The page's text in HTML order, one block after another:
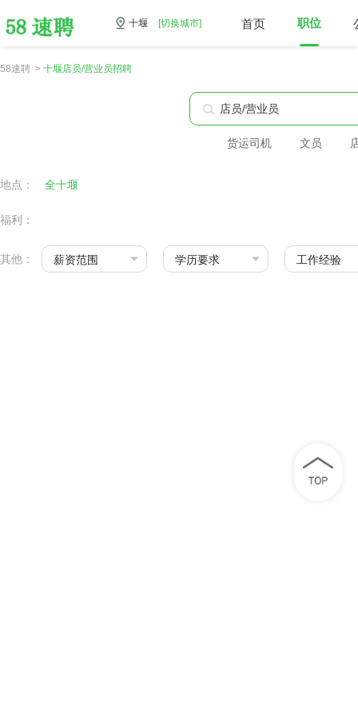
十堰 [切换城市] 首页 职位
58速聘 > 十堰店员/营业员招聘
货运司机 文员
地点： 全十堰
福利：
其他： 薪资范围 学历要求 工作经验